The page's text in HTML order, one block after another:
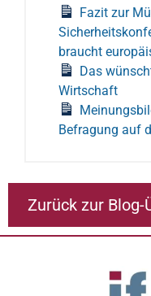
Fazit zur
braucht
Das
Wirtschaft
Befragung auf
Zurück zur Blog-